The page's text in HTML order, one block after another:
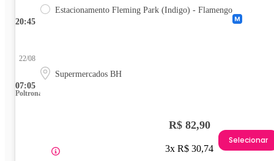
20:45
Estacionamento Fleming Park (Indigo) - Flamengo
07:05
22/08
Supermercados BH
Poltrona
R$ 82,90
3x R$ 30,74
Selecionar